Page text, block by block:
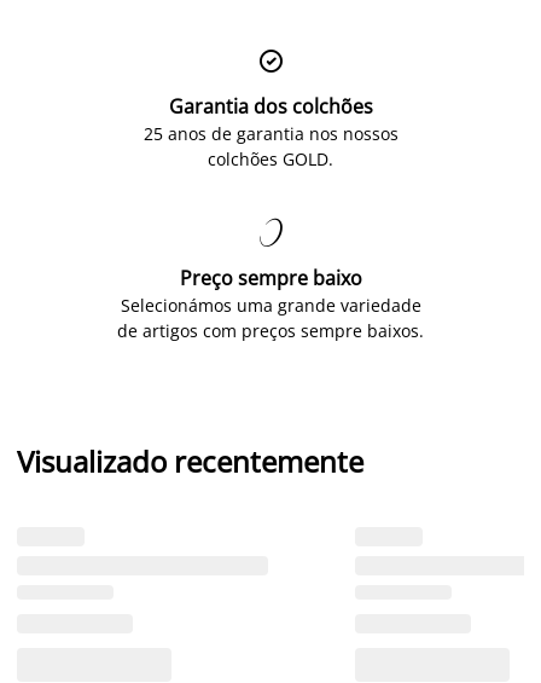

Garantia dos colchões
25 anos de garantia nos nossos
colchões GOLD.

Preço sempre baixo
Selecionámos uma grande variedade
de artigos com preços sempre baixos.
Visualizado recentemente